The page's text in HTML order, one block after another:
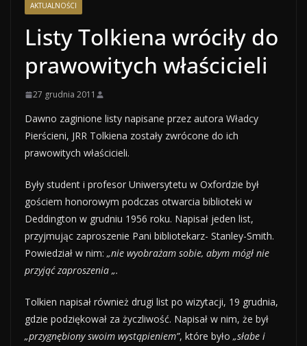
AKTUALNOŚCI
Listy Tolkiena wróciły do
prawowitych właścicieli
27 grudnia 2011
Dawno zaginione listy napisane przez autora Władcy
Pierścieni, JRR Tolkiena zostały zwrócone do ich
prawowitych właścicieli.
Były student i profesor Uniwersytetu w Oxfordzie był
gościem honorowym podczas otwarcia biblioteki w
Deddington w grudniu 1956 roku. Napisał jeden list,
przyjmując zaproszenie Pani bibliotekarz- Stanley-Smith.
Powiedział w nim: „nie wyobrażam sobie, abym mógł nie
przyjąć zaproszenia „.
Tolkien napisał również drugi list po wizytacji, 19 grudnia,
gdzie podziękował za życzliwość. Napisał w nim, że był
„przygnębiony swoim wystąpieniem”, które było „słabe i